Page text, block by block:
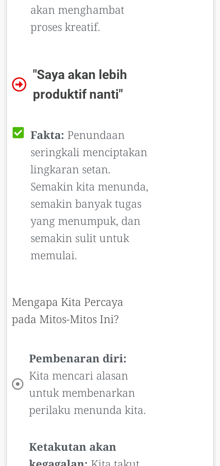
akan menghambat
proses kreatif.
"Saya akan lebih
produktif nanti"
Fakta: Penundaan
seringkali menciptakan
lingkaran setan.
Semakin kita menunda,
semakin banyak tugas
yang menumpuk, dan
semakin sulit untuk
memulai.
Mengapa Kita Percaya
pada Mitos-Mitos Ini?
Pembenaran diri:
Kita mencari alasan
untuk membenarkan
perilaku menunda kita.
Ketakutan akan